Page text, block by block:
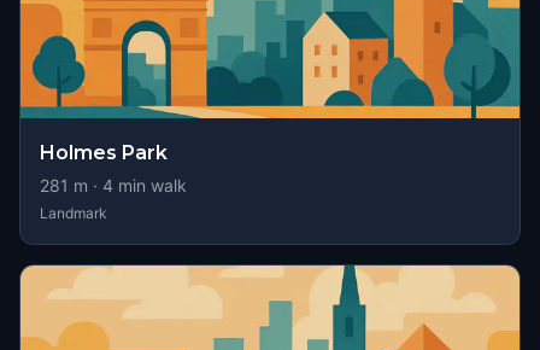
Holmes Park
281 m · 4 min walk
Landmark